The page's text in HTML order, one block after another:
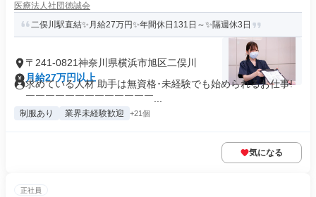
医療法人社団徳誠会
二俣川駅直結✨月給27万円✨年間休日131日～✨隔週休3日
〒241-0821神奈川県横浜市旭区二俣川
月給27万円以上
求めている人材 助手は無資格･未経験でも始められるお仕事!
￣￣￣￣￣￣￣￣￣￣￣￣￣...
制服あり 業界未経験歓迎 +21個
気になる
正社員